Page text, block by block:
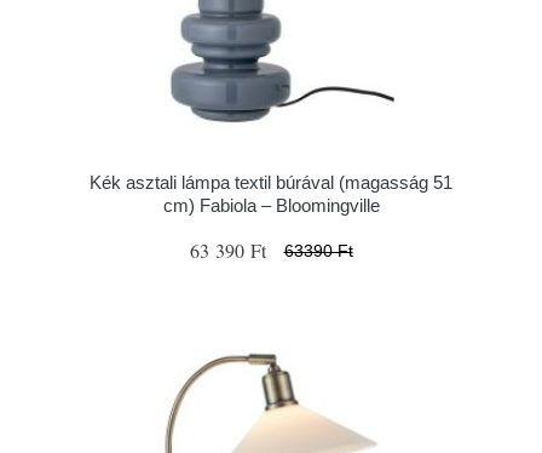
Kék asztali lámpa textil búrával (magasság 51
cm) Fabiola – Bloomingville
63 390 Ft 63390 Ft